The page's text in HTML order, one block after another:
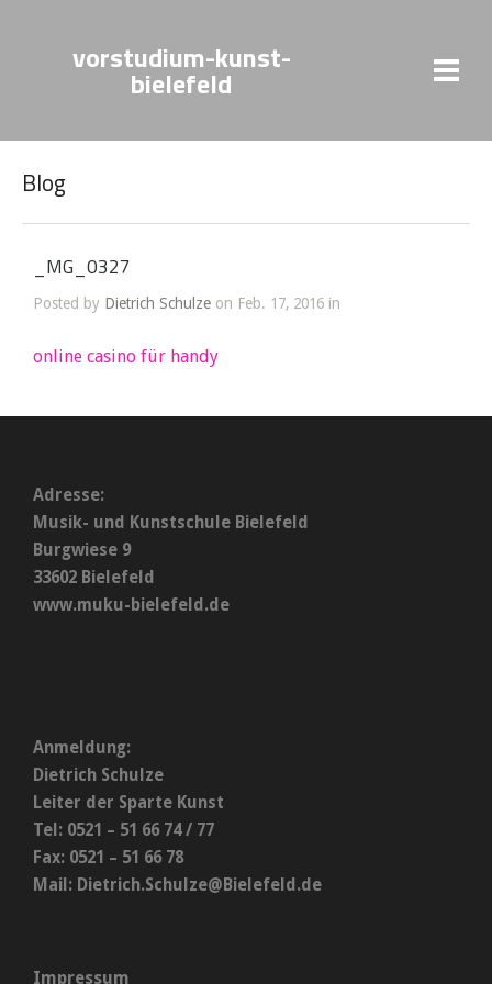
vorstudium-kunst-
bielefeld
Blog
_MG_0327
Posted by Dietrich Schulze on Feb. 17, 2016 in
online casino für handy
Adresse:
Musik- und Kunstschule Bielefeld
Burgwiese 9
33602 Bielefeld
www.muku-bielefeld.de
Anmeldung:
Dietrich Schulze
Leiter der Sparte Kunst
Tel: 0521 – 51 66 74 / 77
Fax: 0521 – 51 66 78
Mail: Dietrich.Schulze@Bielefeld.de
Impressum